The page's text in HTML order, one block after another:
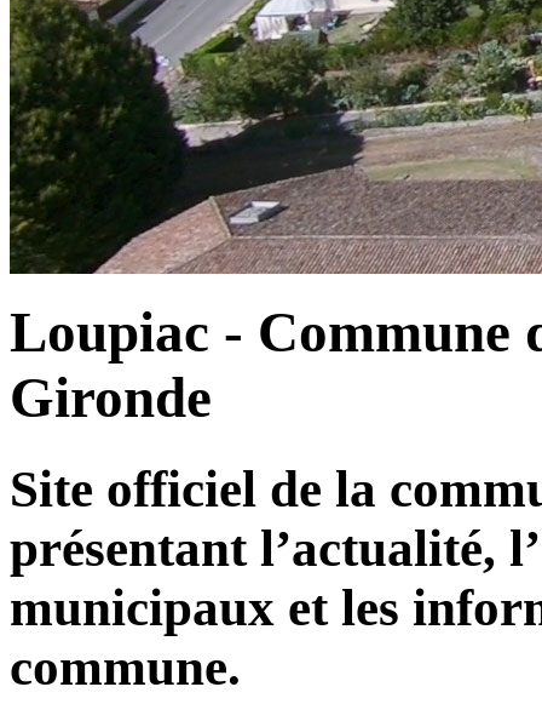
Loupiac - Commune
Gironde
Site officiel de la
présentant l’actualité,
municipaux et les
commune.